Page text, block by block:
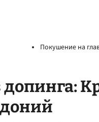
Покушение на
допинга: